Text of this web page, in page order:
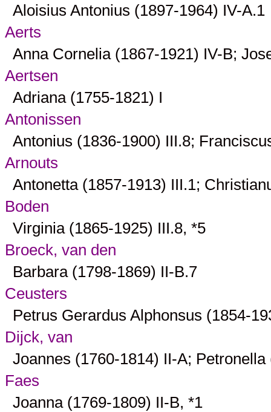
Aloisius Antonius (1897-1964) IV-A.1
Aerts
Anna Cornelia (1867-1921) IV-B;
Aertsen
Adriana (1755-1821) I
Antonissen
Antonius (1836-1900) III.8;
Arnouts
Antonetta (1857-1913) III.1;
Boden
Virginia (1865-1925) III.8, *5
Broeck, van den
Barbara (1798-1869) II-B.7
Ceusters
Petrus Gerardus Alphonsus (1854-
Dijck, van
Joannes (1760-1814) II-A;
Faes
Joanna (1769-1809) II-B, *1